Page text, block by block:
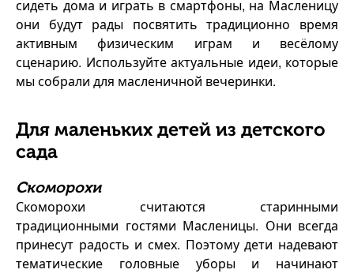
сидеть дома и играть в смартфоны, на Масленицу
они будут рады посвятить традиционно время
активным физическим играм и весёлому
сценарию. Используйте актуальные идеи, которые
мы собрали для масленичной вечеринки.
Для маленьких детей из детского
сада
Скоморохи
Скоморохи считаются старинными
традиционными гостями Масленицы. Они всегда
принесут радость и смех. Поэтому дети надевают
тематические головные уборы и начинают